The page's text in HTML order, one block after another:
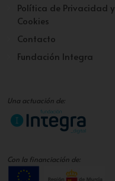
Política de Privacidad y
Cookies
Contacto
Fundación Integra
Una actuación de:
Con la financiación de: